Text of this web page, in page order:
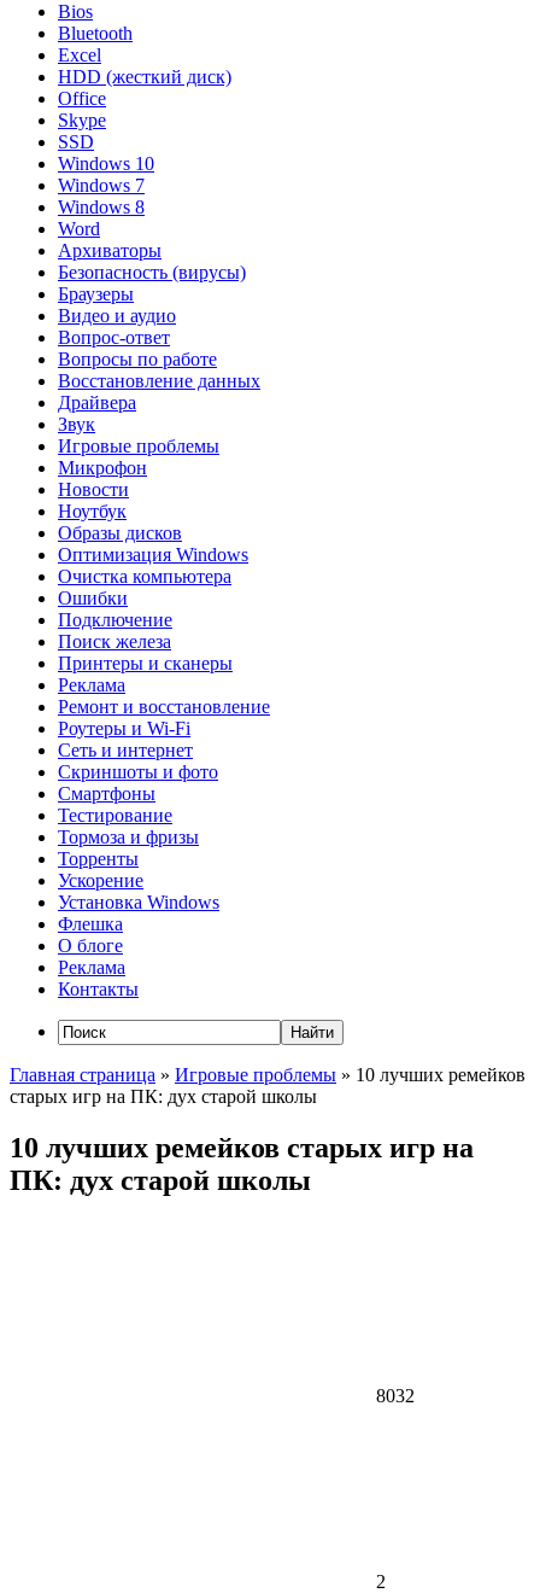
Bios
Bluetooth
Excel
HDD (жесткий диск)
Office
Skype
SSD
Windows 10
Windows 7
Windows 8
Word
Архиваторы
Безопасность (вирусы)
Браузеры
Видео и аудио
Вопрос-ответ
Вопросы по работе
Восстановление данных
Драйвера
Звук
Игровые проблемы
Микрофон
Новости
Ноутбук
Образы дисков
Оптимизация Windows
Очистка компьютера
Ошибки
Подключение
Поиск железа
Принтеры и сканеры
Реклама
Ремонт и восстановление
Роутеры и Wi-Fi
Сеть и интернет
Скриншоты и фото
Смартфоны
Тестирование
Тормоза и фризы
Торренты
Ускорение
Установка Windows
Флешка
О блоге
Реклама
Контакты
Главная страница » Игровые проблемы » 10 лучших ремейков
старых игр на ПК: дух старой школы
10 лучших ремейков старых игр на
ПК: дух старой школы
8032
2